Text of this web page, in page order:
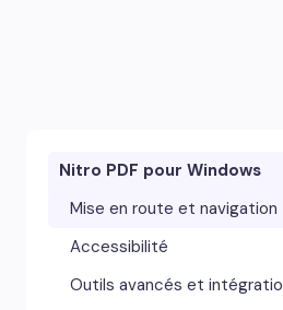
Nitro PDF pour Windows
Mise en route et navigation
Accessibilité
Outils avancés et